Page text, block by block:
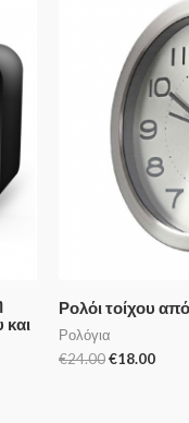
Ρολόι τοίχου
Ρολόγια
€24.00€18.00